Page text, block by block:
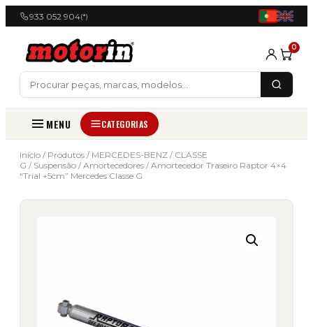
933 052 904(*)
0
MENU CATEGORIAS
Início / Produtos / MERCEDES-BENZ / CLASSE
G / Suspensão / Amortecedores / Amortecedor Traseiro Raptor 4×4
“Trial +5cm” Mercedes Classe G